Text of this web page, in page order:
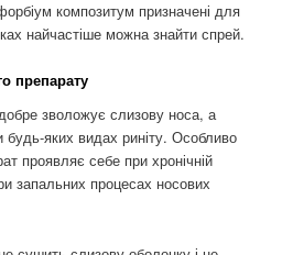
композитум призначені для
найчастіше можна знайти спрей.
препарату
зволожує слизову носа, а
будь-яких видах риніту. Особливо
проявляє себе при хронічній
запальних процесах носових